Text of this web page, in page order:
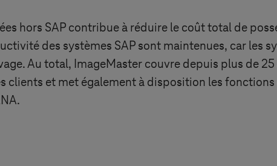
hors SAP contribue à réduire le coût total de
des systèmes SAP sont maintenues, car les
Au total, ImageMaster couvre depuis plus de
clients et met également à disposition les fonctions